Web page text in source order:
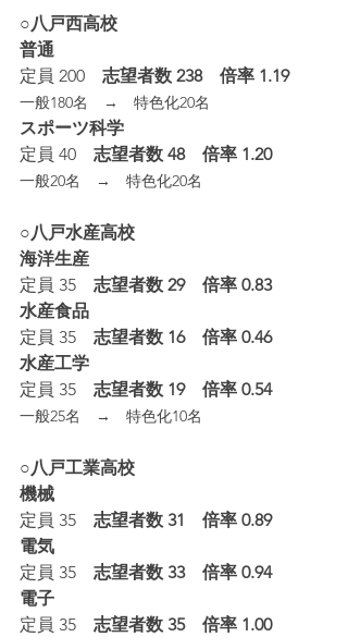
○八戸西高校
普通
定員 200 志望者数 238　倍率 1.19
一般180名　→　特色化20名
スポーツ科学
定員 40 志望者数 48　倍率 1.20
一般20名　→　特色化20名
○八戸水産高校
海洋生産
定員 35 志望者数 29　倍率 0.83
水産食品
定員 35 志望者数 16　倍率 0.46
水産工学
定員 35 志望者数 19　倍率 0.54
一般25名　→　特色化10名
○八戸工業高校
機械
定員 35 志望者数 31　倍率 0.89
電気
定員 35 志望者数 33　倍率 0.94
電子
定員 35 志望者数 35　倍率 1.00